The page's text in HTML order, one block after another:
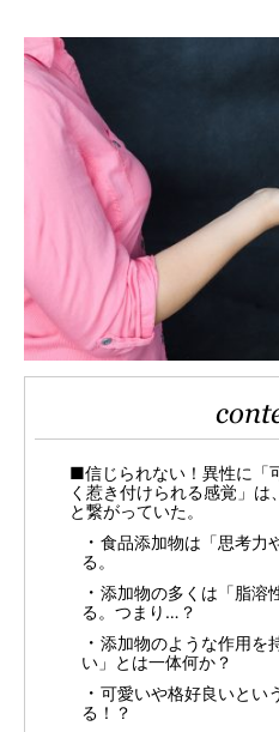
■信じられない！異性に「
く惹き付けられる感覚」
と繋がっていた。
食品添加物は「思考力
る。
添加物の多くは「脂溶
る。つまり…？
添加物のような作用を
い」とは一体何か？
可愛いや格好良いとい
る！？